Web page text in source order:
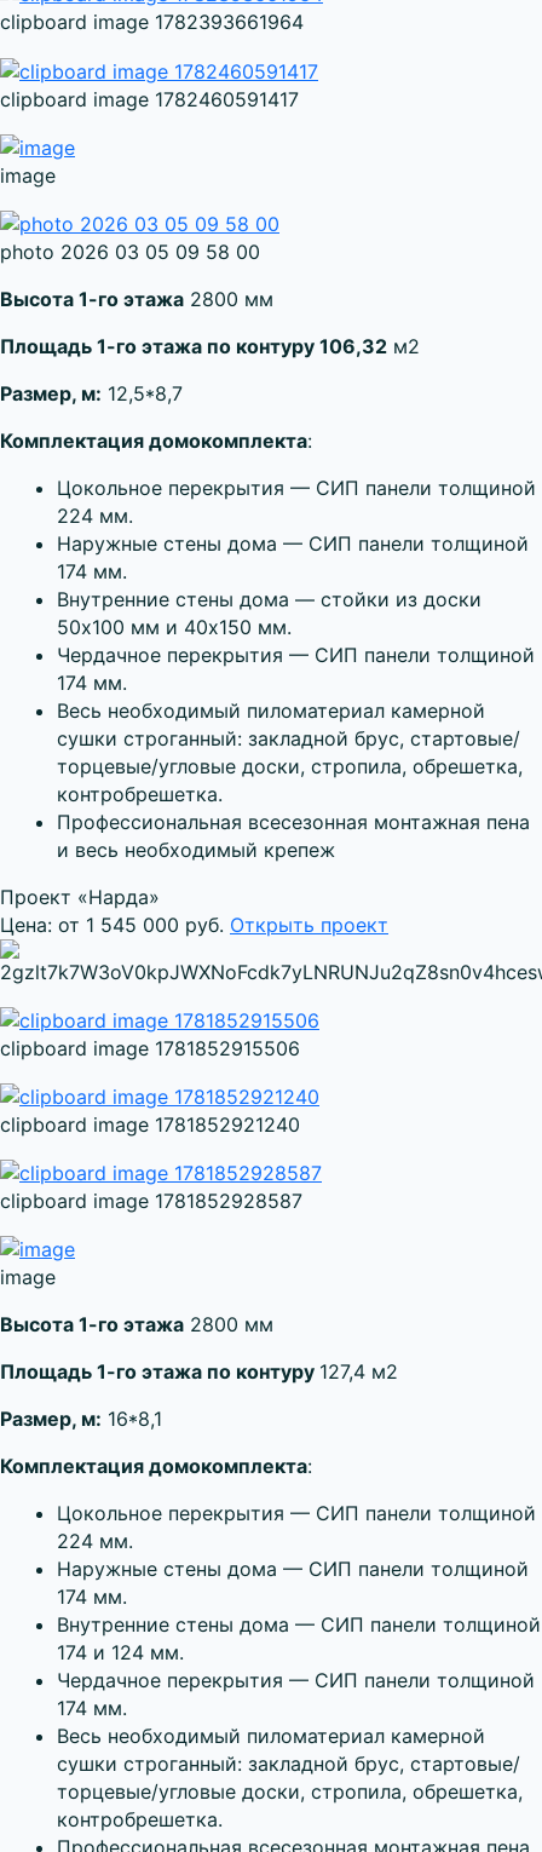
clipboard image 1782393661964
clipboard image 1782460591417
image
photo 2026 03 05 09 58 00
Высота 1-го этажа 2800 мм
Площадь 1-го этажа по контуру 106,32 м2
Размер, м: 12,5*8,7
Комплектация домокомплекта:
Цокольное перекрытия — СИП панели толщиной
224 мм.
Наружные стены дома — СИП панели толщиной
174 мм.
Внутренние стены дома — стойки из доски
50х100 мм и 40х150 мм.
Чердачное перекрытия — СИП панели толщиной
174 мм.
Весь необходимый пиломатериал камерной
сушки строганный: закладной брус, стартовые/
торцевые/угловые доски, стропила, обрешетка,
контробрешетка.
Профессиональная всесезонная монтажная пена
и весь необходимый крепеж
Проект «Нарда»
Цена: от 1 545 000 руб. Открыть проект
clipboard image 1781852915506
clipboard image 1781852921240
clipboard image 1781852928587
image
Высота 1-го этажа 2800 мм
Площадь 1-го этажа по контуру 127,4 м2
Размер, м: 16*8,1
Комплектация домокомплекта:
Цокольное перекрытия — СИП панели толщиной
224 мм.
Наружные стены дома — СИП панели толщиной
174 мм.
Внутренние стены дома — СИП панели толщиной
174 и 124 мм.
Чердачное перекрытия — СИП панели толщиной
174 мм.
Весь необходимый пиломатериал камерной
сушки строганный: закладной брус, стартовые/
торцевые/угловые доски, стропила, обрешетка,
контробрешетка.